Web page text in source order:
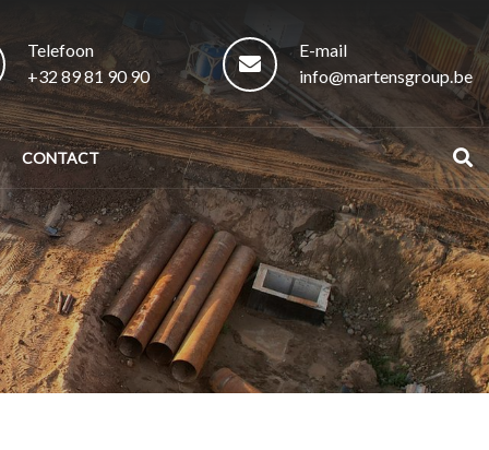
Telefoon
+32 89 81 90 90
E-mail
info@martensgroup.be
CONTACT